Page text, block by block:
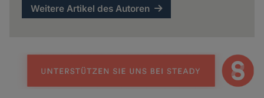
Weitere Artikel des Autoren